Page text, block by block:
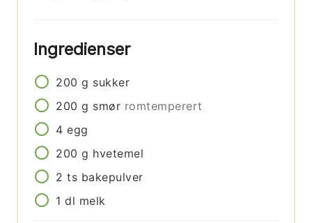
Ingredienser
200 g sukker
200 g smør romtemperert
4 egg
200 g hvetemel
2 ts bakepulver
1 dl melk